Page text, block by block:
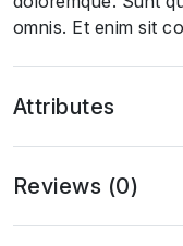
omnis. Et enim sit
Attributes
Reviews (0)